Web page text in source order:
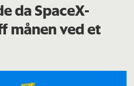
da SpaceX-
månen ved et